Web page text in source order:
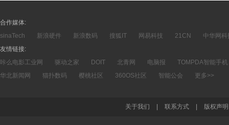
合作媒体:
sinaTech
新浪硬件 新浪数码 搜狐IT 网易科技 21CN
中华网科
友情链接:
咔么电影工业网
驱动之家 DOIT 北青网 电脑报
TOMPDA智能手机
华北新闻网
猫扑数码 樱桃社区 360OS社区 智能公会 更多>>
关于我们 联系方式 版权声明